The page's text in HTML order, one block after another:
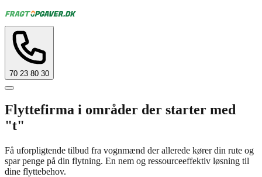
70 23 80 30
Flyttefirma i områder der starter med
"t"
Få uforpligtende tilbud fra vognmænd der allerede kører din rute og
spar penge på din flytning. En nem og ressourceeffektiv løsning til
dine flyttebehov.